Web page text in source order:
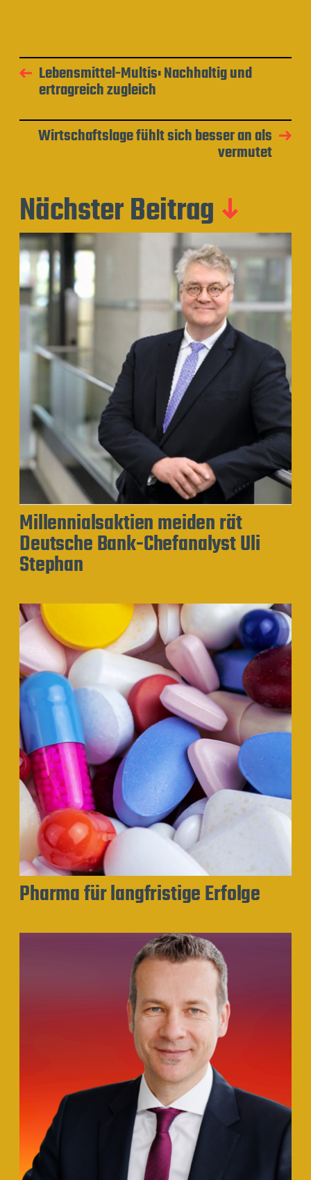
Lebensmittel-Multis: Nachhaltig und
ertragreich zugleich
Wirtschaftslage fühlt sich besser an als
vermutet
Nächster Beitrag
Millennialsaktien meiden rät
Deutsche Bank-Chefanalyst Uli
Stephan
Pharma für langfristige Erfolge